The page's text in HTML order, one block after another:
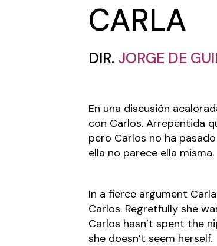
CARLA
DIR. JORGE DE
En una discusión
con Carlos. Arrepentida
pero Carlos no ha
ella no parece ella misma.
In a fierce argument
Carlos. Regretfully she
Carlos hasn’t spent the
she doesn’t seem herself.